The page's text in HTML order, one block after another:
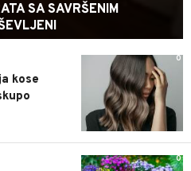
SA SAVRŠENIM
0
kose
0